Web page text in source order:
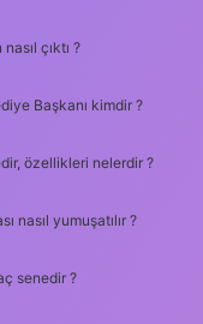
nasıl çıktı ?
Başkanı kimdir ?
özellikleri nelerdir ?
nasıl yumuşatılır ?
senedir ?